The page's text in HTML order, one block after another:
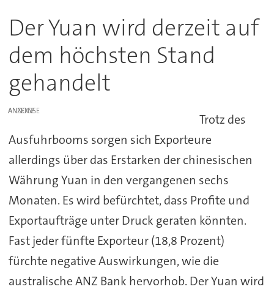
Der Yuan wird derzeit auf
dem höchsten Stand
gehandelt
ANZEIGE
Trotz des
Ausfuhrbooms sorgen sich Exporteure
allerdings über das Erstarken der chinesischen
Währung Yuan in den vergangenen sechs
Monaten. Es wird befürchtet, dass Profite und
Exportaufträge unter Druck geraten könnten.
Fast jeder fünfte Exporteur (18,8 Prozent)
fürchte negative Auswirkungen, wie die
australische ANZ Bank hervorhob. Der Yuan wird